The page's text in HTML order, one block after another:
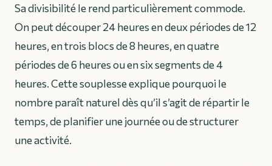
Sa divisibilité le rend particulièrement commode.
On peut découper 24 heures en deux périodes de 12
heures, en trois blocs de 8 heures, en quatre
périodes de 6 heures ou en six segments de 4
heures. Cette souplesse explique pourquoi le
nombre paraît naturel dès qu’il s’agit de répartir le
temps, de planifier une journée ou de structurer
une activité.